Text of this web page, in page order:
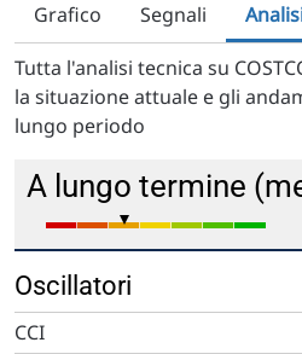
Grafico
Segnali
Tutta l'analisi tecnica su
la situazione attuale e gli
lungo periodo
A lungo termine
Oscillatori
CCI